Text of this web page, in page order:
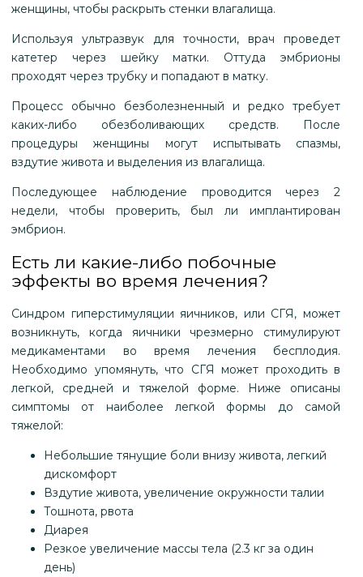
женщины, чтобы раскрыть стенки влагалища.
Используя ультразвук для точности, врач проведет
катетер через шейку матки. Оттуда эмбрионы
проходят через трубку и попадают в матку.
Процесс обычно безболезненный и редко требует
каких-либо обезболивающих средств. После
процедуры женщины могут испытывать спазмы,
вздутие живота и выделения из влагалища.
Последующее наблюдение проводится через 2
недели, чтобы проверить, был ли имплантирован
эмбрион.
Есть ли какие-либо побочные
эффекты во время лечения?
Синдром гиперстимуляции яичников, или СГЯ, может
возникнуть, когда яичники чрезмерно стимулируют
медикаментами во время лечения бесплодия.
Необходимо упомянуть, что СГЯ может проходить в
легкой, средней и тяжелой форме. Ниже описаны
симптомы от наиболее легкой формы до самой
тяжелой:
Небольшие тянущие боли внизу живота, легкий
дискомфорт
Вздутие живота, увеличение окружности талии
Тошнота, рвота
Диарея
Резкое увеличение массы тела (2.3 кг за один
день)